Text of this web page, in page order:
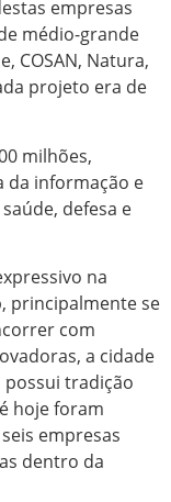
empresas
médio-grande
COSAN, Natura,
projeto era de
milhões,
da informação e
defesa e
na
principalmente se
com
a cidade
tradição
hoje foram
empresas
dentro da